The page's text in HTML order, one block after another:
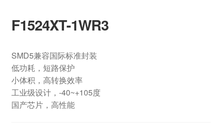
F1524XT-1WR3
SMD5兼容国际标准封装
低功耗，短路保护
小体积，高转换效率
工业级设计，-40~+105度
国产芯片，高性能